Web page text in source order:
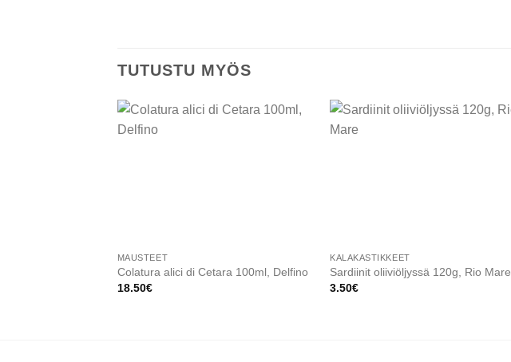
TUTUSTU MYÖS
MAUSTEET
Colatura alici di Cetara 100ml, Delfino
18.50€
KALAKASTIKKEET
Sardiinit oliiviöljyssä 120g, Rio Mare
3.50€